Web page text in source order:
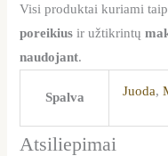
Visi produktai kuriami
poreikius ir užtikrintų
naudojant.
Spalva Juoda,
Atsiliepimai